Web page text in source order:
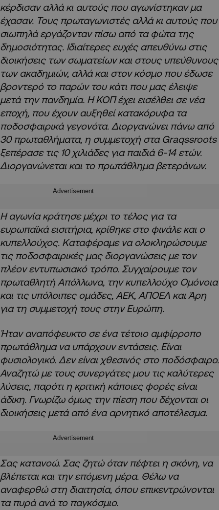
κέρδισαν αλλά κι αυτούς που αγωνίστηκαν μα
έχασαν. Τους πρωταγωνιστές αλλά κι αυτούς που
σιωπηλά εργάζονταν πίσω από τα φώτα της
δημοσιότητας. Ιδιαίτερες ευχές απευθύνω στις
διοικήσεις των σωματείων και στους υπεύθυνους
των ακαδημιών, αλλά και στον κόσμο που έδωσε
βροντερό το παρών του κάτι που μας έλειψε
μετά την πανδημία. Η ΚΟΠ έχει εισέλθει σε νέα
εποχή, που έχουν αυξηθεί κατακόρυφα τα
ποδοσφαιρικά γεγονότα. Διοργανώνει πάνω από
30 πρωταθλήματα, η συμμετοχή στα Graqssroots
ξεπέρασε τις 10 χιλιάδες για παιδιά 6-14 ετών.
Διοργανώνεται και το πρωτάθλημα βετεράνων.
Advertisement
Η αγωνία κράτησε μέχρι το τέλος για τα
ευρωπαϊκά εισιτήρια, κρίθηκε στο φινάλε και ο
κυπελλούχος. Καταφέραμε να ολοκληρώσουμε
τις ποδοσφαιρικές μας διοργανώσεις με τον
πλέον εντυπωσιακό τρόπο. Συγχαίρουμε τον
πρωταθλητή Απόλλωνα, την κυπελλούχο Ομόνοια
και τις υπόλοιπες ομάδες, ΑΕΚ, ΑΠΟΕΛ και Άρη
για τη συμμετοχή τους στην Ευρώπη.
Ήταν αναπόφευκτο σε ένα τέτοιο αμφίρροπο
πρωτάθλημα να υπάρχουν εντάσεις. Είναι
φυσιολογικό. Δεν είναι χθεσινός στο ποδόσφαιρο.
Αναζητώ με τους συνεργάτες μου τις καλύτερες
λύσεις, παρότι η κριτική κάποιες φορές είναι
άδικη. Γνωρίζω όμως την πίεση που δέχονται οι
διοικήσεις μετά από ένα αρνητικό αποτέλεσμα.
Advertisement
Σας κατανοώ. Σας ζητώ όταν πέφτει η σκόνη, να
βλέπεται και την επόμενη μέρα. Θέλω να
αναφερθώ στη διαιτησία, όπου επικεντρώνονται
τα πυρά ανά το παγκόσμιο.